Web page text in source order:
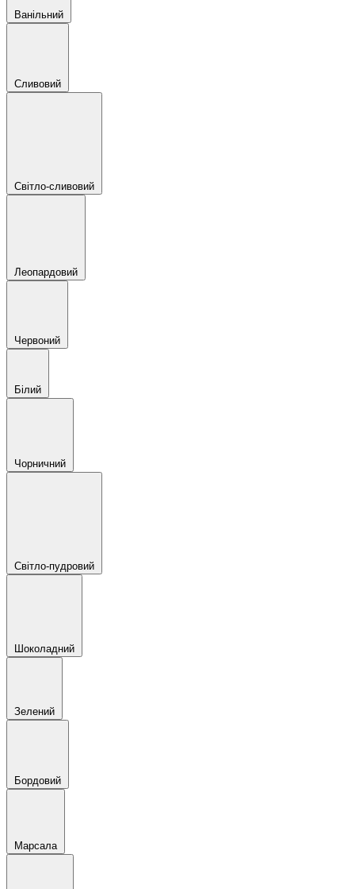
Ванільний
Сливовий
Світло-сливовий
Леопардовий
Червоний
Білий
Чорничний
Світло-пудровий
Шоколадний
Зелений
Бордовий
Марсала